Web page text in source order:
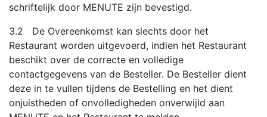
schriftelijk door MENUTE zijn bevestigd.
3.2 De Overeenkomst kan slechts door het
Restaurant worden uitgevoerd, indien het Restaurant
beschikt over de correcte en volledige
contactgegevens van de Besteller. De Besteller dient
deze in te vullen tijdens de Bestelling en het dient
onjuistheden of onvolledigheden onverwijld aan